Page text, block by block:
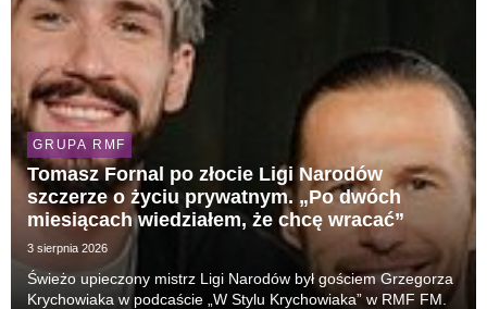
GRUPA RMF
Tomasz Fornal po złocie Ligi Narodów
szczerze o życiu prywatnym. „Po dwóch
miesiącach wiedziałem, że chcę wracać”
3 sierpnia 2026
Świeżo upieczony mistrz Ligi Narodów był gościem Grzegorza
Krychowiaka w podcaście „W Stylu Krychowiaka” w RMF FM.